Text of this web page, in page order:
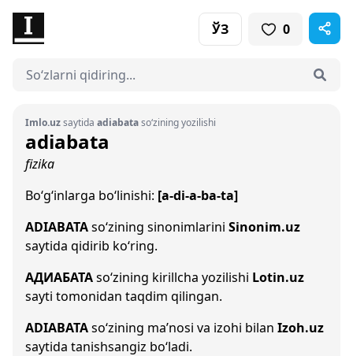
ЎЗ 0
Imlo.uzsaytida adiabataso‘zining yozilishi
adiabata
fizika
Bo‘g‘inlarga bo‘linishi: [a-di-a-ba-ta]
ADIABATAso‘zining sinonimlarini Sinonim.uz
saytida qidirib ko‘ring.
АДИАБАТАso‘zining kirillcha yozilishi Lotin.uz
sayti tomonidan taqdim qilingan.
ADIABATAso‘zining ma’nosi va izohi bilan Izoh.uz
saytida tanishsangiz bo‘ladi.